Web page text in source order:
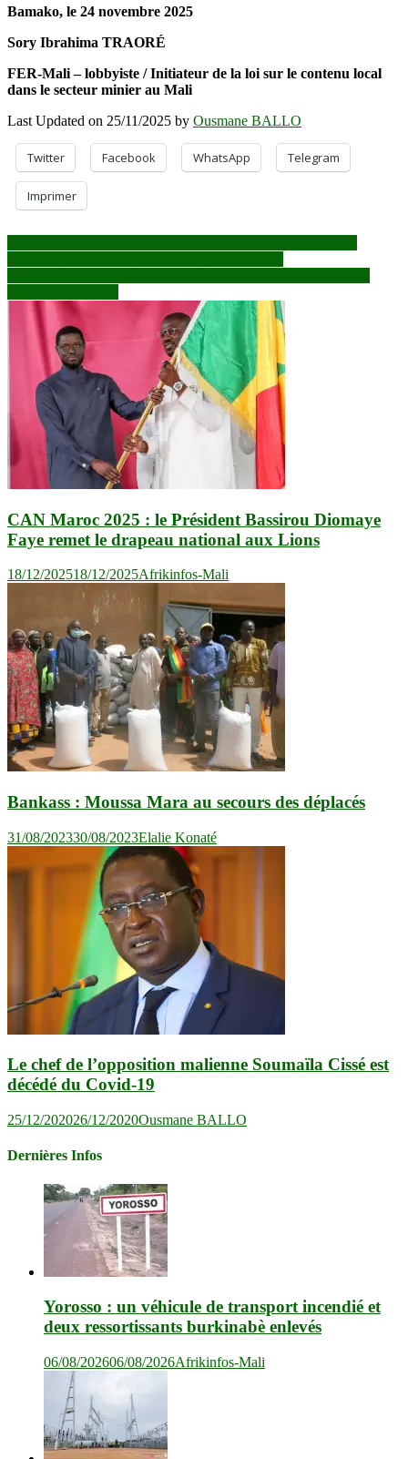
Bamako, le 24 novembre 2025
Sory Ibrahima TRAORÉ
FER-Mali – lobbyiste / Initiateur de la loi sur le contenu local
dans le secteur minier au Mali
Last Updated on 25/11/2025 by Ousmane BALLO
Twitter Facebook WhatsApp Telegram
Imprimer
Navigation
de
l’article
CAN Maroc 2025 : le Président Bassirou Diomaye
Faye remet le drapeau national aux Lions
18/12/202518/12/2025Afrikinfos-Mali
Bankass : Moussa Mara au secours des déplacés
31/08/202330/08/2023Elalie Konaté
Le chef de l’opposition malienne Soumaïla Cissé est
décédé du Covid-19
25/12/202026/12/2020Ousmane BALLO
Dernières Infos
Yorosso : un véhicule de transport incendié et
deux ressortissants burkinabè enlevés
06/08/202606/08/2026Afrikinfos-Mali